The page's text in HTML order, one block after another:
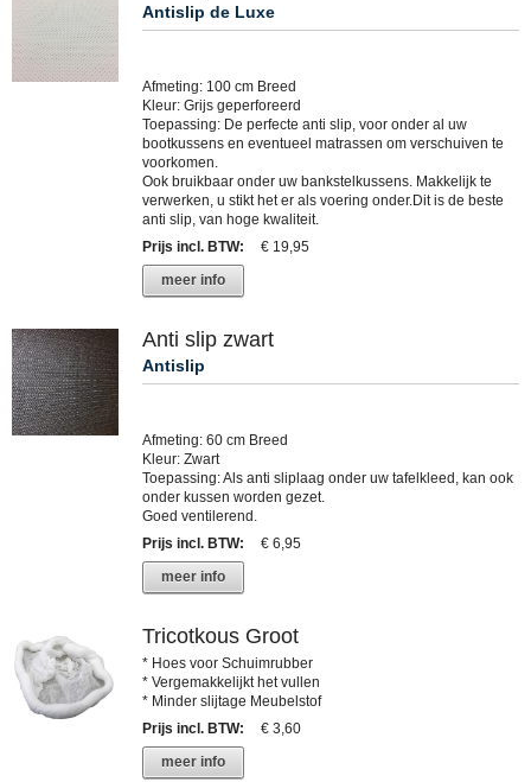
Antislip de Luxe
Afmeting: 100 cm Breed
Kleur: Grijs geperforeerd
Toepassing: De perfecte anti slip, voor onder al uw
bootkussens en eventueel matrassen om verschuiven te
voorkomen.
Ook bruikbaar onder uw bankstelkussens. Makkelijk te
verwerken, u stikt het er als voering onder.Dit is de beste
anti slip, van hoge kwaliteit.
Prijs incl. BTW:
€ 19,95
meer info
Anti slip zwart
Antislip
Afmeting: 60 cm Breed
Kleur: Zwart
Toepassing: Als anti sliplaag onder uw tafelkleed, kan ook
onder kussen worden gezet.
Goed ventilerend.
Prijs incl. BTW:
€ 6,95
meer info
Tricotkous Groot
* Hoes voor Schuimrubber
* Vergemakkelijkt het vullen
* Minder slijtage Meubelstof
Prijs incl. BTW:
€ 3,60
meer info